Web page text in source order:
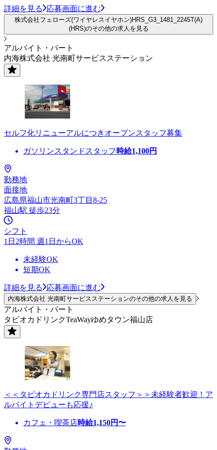
詳細を見る 応募画面に進む
株式会社フェローズ(ワイヤレスイヤホン)HRS_G3_1481_2245T(A)
(HRS)のその他の求人を見る
アルバイト・パート
内海株式会社 光南町サービスステーション
セルフ化リニューアルにつきオープンスタッフ募集
ガソリンスタンドスタッフ 時給1,100円
勤務地
面接地
広島県福山市光南町3丁目8-25
福山駅 徒歩23分
シフト
1日2時間 週1日からOK
未経験OK
短期OK
詳細を見る 応募画面に進む
内海株式会社 光南町サービスステーションのその他の求人を見る
アルバイト・パート
タピオカドリンクTeaWayゆめタウン福山店
＜＜タピオカドリンク専門店スタッフ＞＞未経験者歓迎！ア
ルバイトデビューも応援♪
カフェ・喫茶店時給1,150円〜